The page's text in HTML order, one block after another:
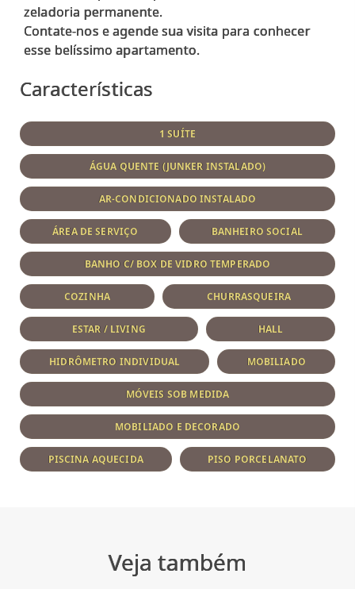
zeladoria permanente.
Contate-nos e agende sua visita para conhecer
Características
1 SUÍTE
ÁGUA QUENTE (JUNKER INSTALADO)
AR-CONDICIONADO INSTALADO
ÁREA DE SERVIÇO BANHEIRO SOCIAL
BANHO C/ BOX DE VIDRO TEMPERADO
COZINHA CHURRASQUEIRA
ESTAR / LIVING HALL
HIDRÔMETRO INDIVIDUAL MOBILIADO
MÓVEIS SOB MEDIDA
MOBILIADO E DECORADO
PISCINA AQUECIDA PISO PORCELANATO
Veja também